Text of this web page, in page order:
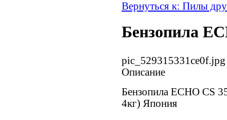
Вернуться к: Пилы
Бензопила
pic_529315331ce0f.jpg
Описание
Бензопила ECHO CS
4кг) Япония